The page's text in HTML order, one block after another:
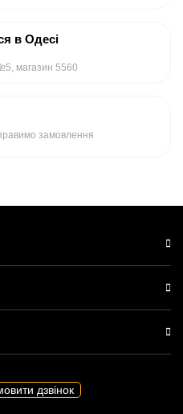
в Одесі
магазин 5560
замовлення
дзвінок